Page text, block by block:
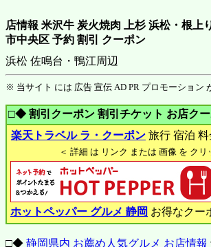
店情報 米沢牛 炭火焼肉 上杉 浜松・根上
市中央区 予約 割引 クーポン
浜松 佐鳴台・鴨江周辺
※ 当サイト には 広告 宣伝 AD PR プロモーション
□◆ 割引クーポン 割引チケット お店ク
楽天トラベル ラ・クーポン 旅行 宿泊 料
＜ 詳細 は リンク または 画像 を クリ
ホットペッパー グルメ 静岡 お得なクー
□◆ 静岡県内 お薦め人気グルメ お店情報